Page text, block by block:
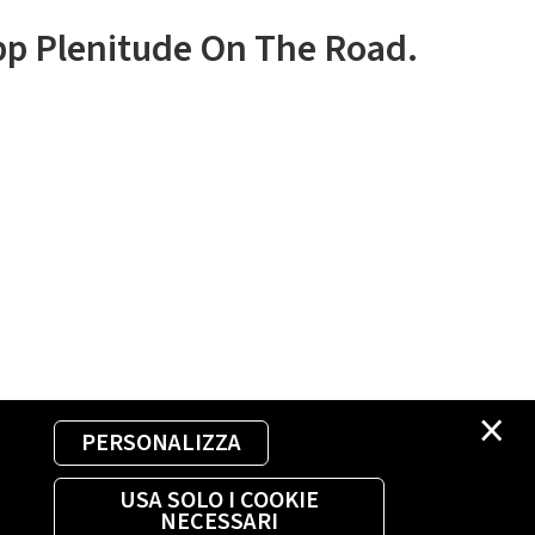
×
PERSONALIZZA
USA SOLO I COOKIE
NECESSARI
Plenitude On The Road.